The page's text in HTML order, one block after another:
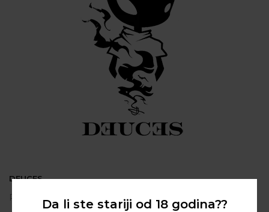
DEUCES
Polačišće 2Da li ste stariji od 18 godina??